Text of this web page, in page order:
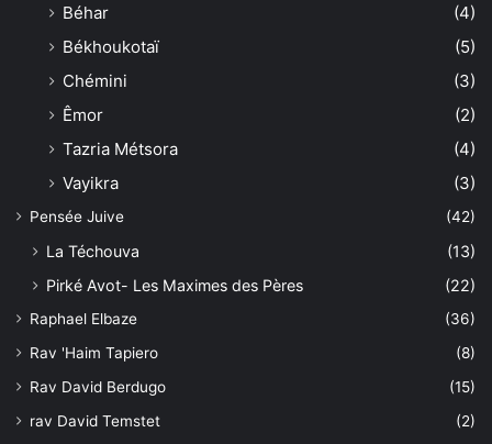
Béhar
(4)
Békhoukotaï
(5)
Chémini
(3)
Êmor
(2)
Tazria Métsora
(4)
Vayikra
(3)
Pensée Juive (42)
La Téchouva
(13)
Pirké Avot- Les Maximes des Pères
(22)
Raphael Elbaze
(36)
Rav 'Haim Tapiero
(8)
Rav David Berdugo
(15)
rav David Temstet
(2)